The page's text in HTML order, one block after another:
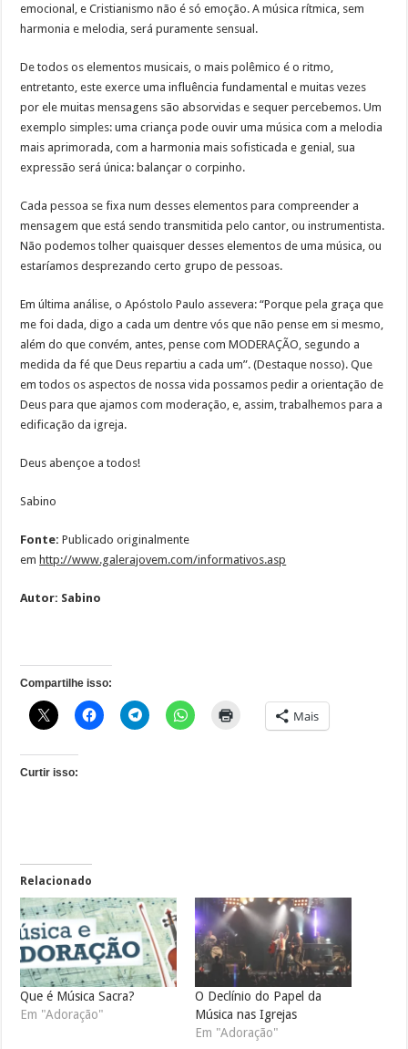
emocional, e Cristianismo não é só emoção. A música rítmica, sem
harmonia e melodia, será puramente sensual.
De todos os elementos musicais, o mais polêmico é o ritmo,
entretanto, este exerce uma influência fundamental e muitas vezes
por ele muitas mensagens são absorvidas e sequer percebemos. Um
exemplo simples: uma criança pode ouvir uma música com a melodia
mais aprimorada, com a harmonia mais sofisticada e genial, sua
expressão será única: balançar o corpinho.
Cada pessoa se fixa num desses elementos para compreender a
mensagem que está sendo transmitida pelo cantor, ou instrumentista.
Não podemos tolher quaisquer desses elementos de uma música, ou
estaríamos desprezando certo grupo de pessoas.
Em última análise, o Apóstolo Paulo assevera: “Porque pela graça que
me foi dada, digo a cada um dentre vós que não pense em si mesmo,
além do que convém, antes, pense com MODERAÇÃO, segundo a
medida da fé que Deus repartiu a cada um”. (Destaque nosso). Que
em todos os aspectos de nossa vida possamos pedir a orientação de
Deus para que ajamos com moderação, e, assim, trabalhemos para a
edificação da igreja.
Deus abençoe a todos!
Sabino
Fonte: Publicado originalmente
emhttp://www.galerajovem.com/informativos.asp
Autor: Sabino
Compartilhe isso:
Mais
Curtir isso:
Relacionado
Que é Música Sacra?
Em "Adoração"
O Declínio do Papel da
Música nas Igrejas
Em "Adoração"